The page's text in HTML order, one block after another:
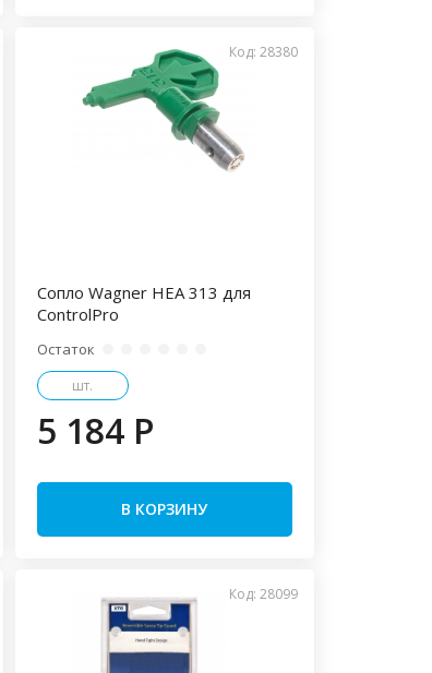
Код: 28380
Сопло Wagner HEA 313 для
ControlPro
Остаток
шт.
5 184 P
В КОРЗИНУ
Код: 28099